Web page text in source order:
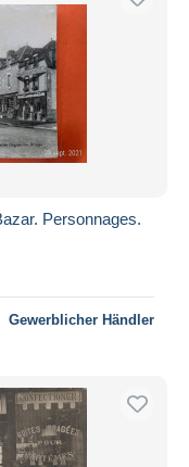
Personnages.
Gewerblicher Händler